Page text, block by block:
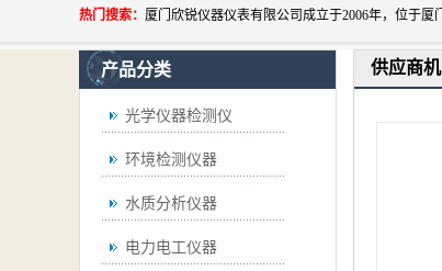
热门搜索：
产品分类
光学仪器检测仪
环境检测仪器
水质分析仪器
电力电工仪器
供应商机